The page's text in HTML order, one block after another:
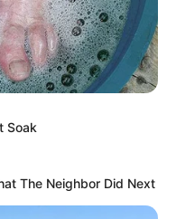
Soak
The Neighbor Did Next